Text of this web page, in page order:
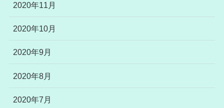
2020年11月
2020年10月
2020年9月
2020年8月
2020年7月